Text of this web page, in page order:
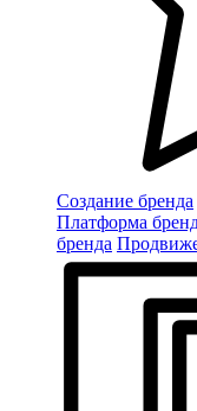
Создание бренда
Платформа
бренда